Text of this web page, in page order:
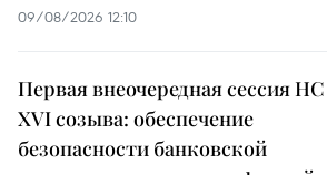
09/08/2026 12:10
Первая внеочередная сессия НС
XVI созыва: обеспечение
безопасности банковской